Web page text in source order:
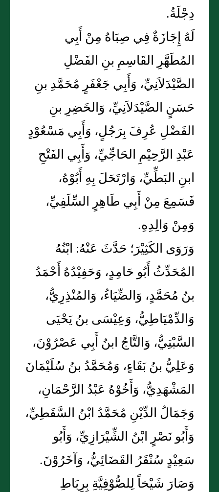
دِجْلَةُ.
لَهُ إِجَازَةٌ فِي صِبَاهُ مِنْ أَبِي
المُطَهَّرِ القَاسِمِ بنِ الفَضْلِ
الصَّيْدَلاَنِيِّ، وَأَبِي جَعْفَرٍ مُحَمَّدِ بنِ
حَسَنٍ الصَّيْدَلاَنِيِّ، وَالخَضِرِ بنِ
الفَضْلِ عُرِفَ بِرَجُلٍ، وَأَبِي مَسْعُوْدٍ
عَبْدِ الرَّحِيْمِ الحَاجِّيِّ، وَأَبِي الفَتْحِ
ابنِ البَطِّيِّ، وَارْتَحَلَ بِهِ أَبُوْهُ،
فَسَمِعَ مِنْ أَبِي طَاهِرٍ السِّلَفِيِّ،
وَمِنْ وَالِدِهِ.
وَرَوَى الكَثِيْرَ؛ حَدَّثَ عَنْهُ: ابْنُهُ
المُحَدِّثُ أَبُو حَامِدٍ، وَحَفِيْدُهُ أَحْمَدُ
بنُ مُحَمَّدٍ، وَالضِّيَاءُ، وَالمُنْذِرِيُّ،
وَالدِّمْيَاطِيُّ، وَعِيْسَى بنُ يَحْيَى
السَّبْتِيُّ، وَالتَّاجُ ابنُ أَبِي عَصْرُوْنَ،
وَعَلِيُّ بنُ بَقَاءٍ، وَمُحَمَّدُ بنُ سُلَيْمَانَ
المَشْهَدِيُّ، وَأَخُوْهُ عَبْدُ الرَّحْمَانِ،
وَجَمَالُ الدِّيْنِ مُحَمَّدُ ابْنُ السَّقَطِيِّ،
وَأَبُو نَصْرٍ ابْنُ الشِّيْرَازِيِّ، وَأَبُو
سَعِيْدٍ سُنْقَرُ القَضَائِيُّ، وَآخَرُوْنَ.
وَصَارَ شَيْخاً لِلصُّوْفِيَّةِ بِرِبَاطِ